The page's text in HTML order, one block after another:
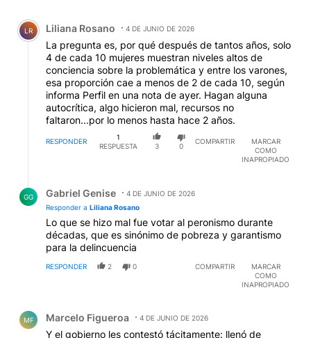
Kiciloff que modifique su código procesal e impida
domiciliarias de asesinos, violadores y secuestradores
es tan absurdo como pedirle a Milei leyes para
combatir la evasión o controlar más a las cripto. No
están para atacar esos intereses sino para
ampararlos.
Comentario de Liliana Rosano.
LR Liliana Rosano 4 DE JUNIO DE 2026
La pregunta es, por qué después de tantos años, solo
4 de cada 10 mujeres muestran niveles altos de
conciencia sobre la problemática y entre los varones,
esa proporción cae a menos de 2 de cada 10, según
informa Perfil en una nota de ayer. Hagan alguna
autocrítica, algo hicieron mal, recursos no
faltaron...por lo menos hasta hace 2 años.
RESPONDER
1
RESPUESTA
3 0
COMPARTIR
MARCAR
COMO
INAPROPIADO
GG Gabriel Genise
4 DE JUNIO DE 2026
Responder a Liliana Rosano
Lo que se hizo mal fue votar al peronismo durante
décadas, que es sinónimo de pobreza y garantismo
para la delincuencia
RESPONDER 2 0 COMPARTIR
MARCAR
COMO
INAPROPIADO
MF Marcelo Figueroa 4 DE JUNIO DE 2026
Y el gobierno les contestó tácitamente: llenó de